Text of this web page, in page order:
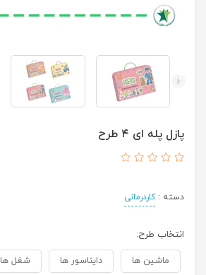
پازل پله ای ۴ طرح
دسته :کاردرمانی
انتخاب طرح:
ماشین ها دایناسور ها شغل ها